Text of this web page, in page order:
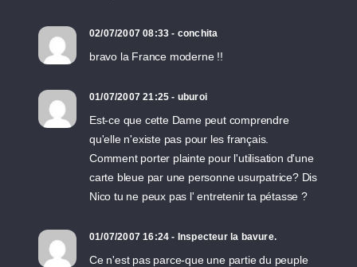
02/07/2007 08:33 - conchita
bravo la France moderne !!
01/07/2007 21:25 - uburoi
Est-ce que cette Dame peut comprendre
qu'elle n'existe pas pour les français.
Comment porter plainte pour l'utilisation d'une
carte bleue par une personne usurpatrice? Dis
Nico tu ne peux pas l' entretenir ta pétasse ?
01/07/2007 16:24 - Inspecteur la bavure.
Ce n'est pas parce-que une partie du peuple